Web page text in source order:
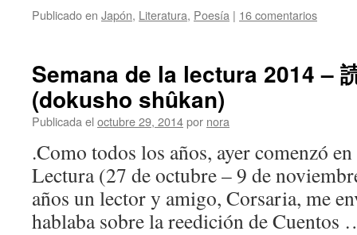
Publicado en Japón, Literatura, Poesía | 16 comentarios
Semana de la lectura 2014 –
(dokusho shûkan)
Publicada el octubre 29, 2014por nora
.Como todos los años, ayer comenzó
Lectura (27 de octubre – 9 de
años un lector y amigo, Corsaria, me
hablaba sobre la reedición de